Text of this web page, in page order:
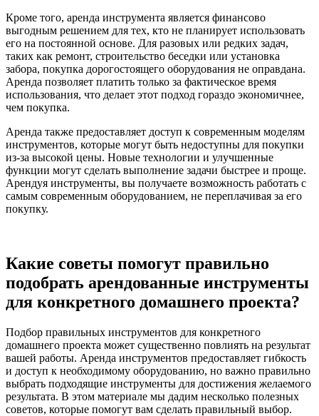
Кроме того, аренда инструмента является финансово
выгодным решением для тех, кто не планирует использовать
его на постоянной основе. Для разовых или редких задач,
таких как ремонт, строительство беседки или установка
забора, покупка дорогостоящего оборудования не оправдана.
Аренда позволяет платить только за фактическое время
использования, что делает этот подход гораздо экономичнее,
чем покупка.
Аренда также предоставляет доступ к современным моделям
инструментов, которые могут быть недоступны для покупки
из-за высокой цены. Новые технологии и улучшенные
функции могут сделать выполнение задачи быстрее и проще.
Арендуя инструменты, вы получаете возможность работать с
самым современным оборудованием, не переплачивая за его
покупку.
Какие советы помогут правильно
подобрать арендованные инструменты
для конкретного домашнего проекта?
Подбор правильных инструментов для конкретного
домашнего проекта может существенно повлиять на результат
вашей работы. Аренда инструментов предоставляет гибкость
и доступ к необходимому оборудованию, но важно правильно
выбрать подходящие инструменты для достижения желаемого
результата. В этом материале мы дадим несколько полезных
советов, которые помогут вам сделать правильный выбор.